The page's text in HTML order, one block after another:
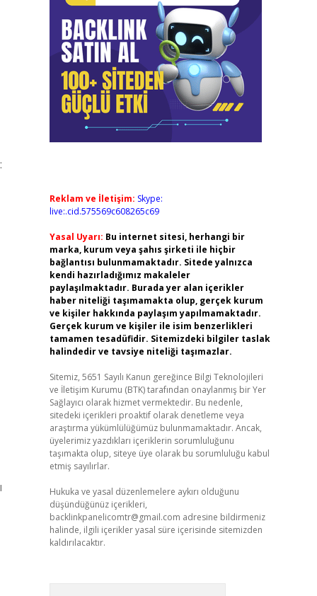
Reklam ve İletişim: Skype:
live:.cid.575569c608265c69
Yasal Uyarı: Bu internet sitesi, herhangi bir
marka, kurum veya şahıs şirketi ile hiçbir
bağlantısı bulunmamaktadır. Sitede yalnızca
kendi hazırladığımız makaleler
paylaşılmaktadır. Burada yer alan içerikler
haber niteliği taşımamakta olup, gerçek kurum
ve kişiler hakkında paylaşım yapılmamaktadır.
Gerçek kurum ve kişiler ile isim benzerlikleri
tamamen tesadüfidir. Sitemizdeki bilgiler taslak
halindedir ve tavsiye niteliği taşımazlar.
Sitemiz, 5651 Sayılı Kanun gereğince Bilgi Teknolojileri
ve İletişim Kurumu (BTK) tarafından onaylanmış bir Yer
Sağlayıcı olarak hizmet vermektedir. Bu nedenle,
sitedeki içerikleri proaktif olarak denetleme veya
araştırma yükümlülüğümüz bulunmamaktadır. Ancak,
üyelerimiz yazdıkları içeriklerin sorumluluğunu
taşımakta olup, siteye üye olarak bu sorumluluğu kabul
etmiş sayılırlar.
Hukuka ve yasal düzenlemelere aykırı olduğunu
düşündüğünüz içerikleri,
backlinkpanelicomtr@gmail.com adresine bildirmeniz
halinde, ilgili içerikler yasal süre içerisinde sitemizden
kaldırılacaktır.